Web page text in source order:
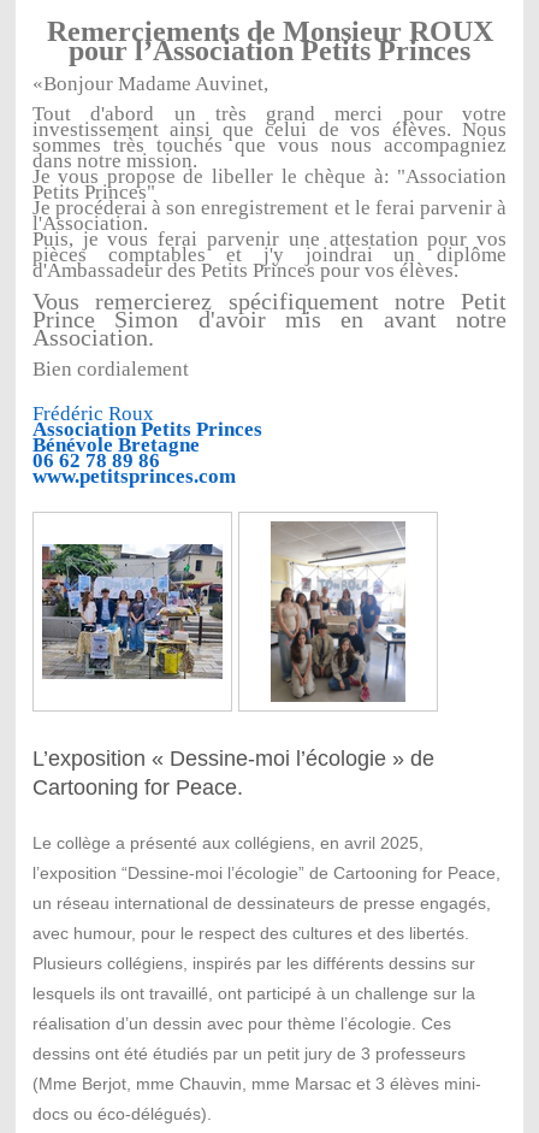
Remerciements de Monsieur ROUX
pour l’Association Petits Princes
«Bonjour Madame Auvinet,
Tout d'abord un très grand merci pour votre
investissement ainsi que celui de vos élèves. Nous
sommes très touchés que vous nous accompagniez
dans notre mission.
Je vous propose de libeller le chèque à: "Association
Petits Princes"
Je procéderai à son enregistrement et le ferai parvenir à
l'Association.
Puis, je vous ferai parvenir une attestation pour vos
pièces comptables et j'y joindrai un diplôme
d'Ambassadeur des Petits Princes pour vos élèves.
Vous remercierez spécifiquement notre Petit
Prince Simon d'avoir mis en avant notre
Association.
Bien cordialement
Frédéric Roux
Association Petits Princes
Bénévole Bretagne
06 62 78 89 86
www.petitsprinces.com
L’exposition « Dessine-moi l’écologie » de
Cartooning for Peace.
Le collège a présenté aux collégiens, en avril 2025,
l’exposition “Dessine-moi l’écologie” de Cartooning for Peace,
un réseau international de dessinateurs de presse engagés,
avec humour, pour le respect des cultures et des libertés.
Plusieurs collégiens, inspirés par les différents dessins sur
lesquels ils ont travaillé, ont participé à un challenge sur la
réalisation d’un dessin avec pour thème l’écologie. Ces
dessins ont été étudiés par un petit jury de 3 professeurs
(Mme Berjot, mme Chauvin, mme Marsac et 3 élèves mini-
docs ou éco-délégués).